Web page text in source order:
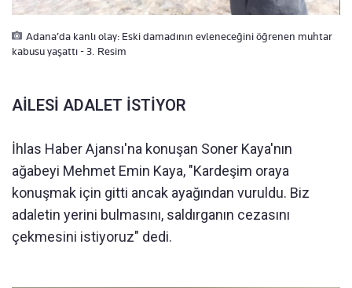
Adana’da kanlı olay: Eski damadının evleneceğini öğrenen muhtar
kabusu yaşattı - 3. Resim
AİLESİ ADALET İSTİYOR
İhlas Haber Ajansı'na konuşan Soner Kaya'nın
ağabeyi Mehmet Emin Kaya, "Kardeşim oraya
konuşmak için gitti ancak ayağından vuruldu. Biz
adaletin yerini bulmasını, saldırganın cezasını
çekmesini istiyoruz" dedi.